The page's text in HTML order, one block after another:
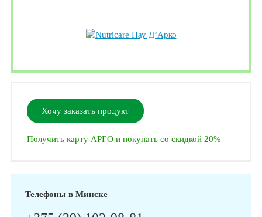
Хочу заказать продукт
Получить карту АРГО и покупать со скидкой 20%
Телефоны в Минске